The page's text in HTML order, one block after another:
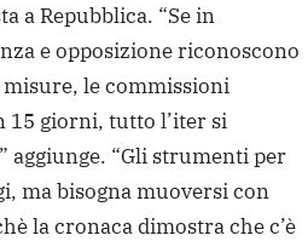
a Repubblica. “Se in
e opposizione riconoscono
le commissioni
15 giorni, tutto l’iter si
aggiunge. “Gli strumenti per
ma bisogna muoversi con
la cronaca dimostra che c’è